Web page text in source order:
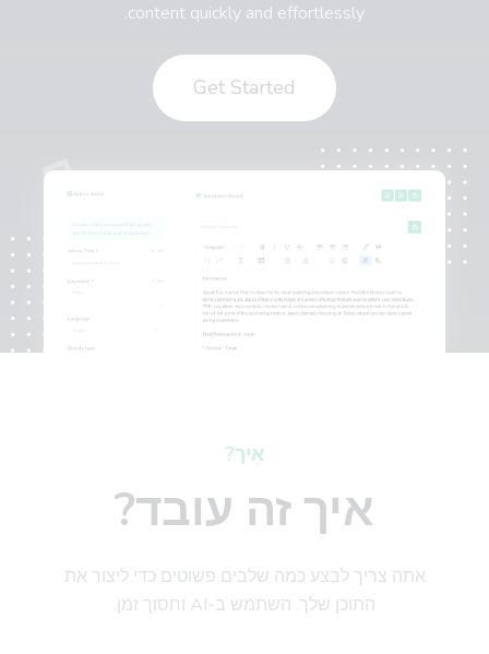
content quickly and effortlessly.
Get Started
אֵיך?
איך זה עובד?
אתה צריך לבצע כמה שלבים פשוטים כדי ליצור את
התוכן שלך. השתמש ב-AI וחסוך זמן.